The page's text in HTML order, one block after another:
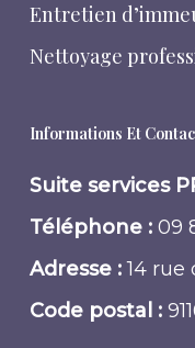
Entretien
Nettoyage
Informations Et
Suite services
Téléphone :09
Adresse :14 rue
Code postal :